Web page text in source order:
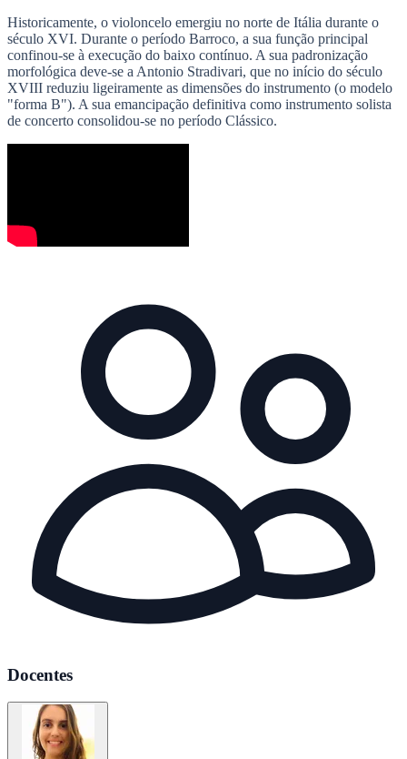
Historicamente, o violoncelo emergiu no norte de Itália durante o
século XVI. Durante o período Barroco, a sua função principal
confinou-se à execução do baixo contínuo. A sua padronização
morfológica deve-se a Antonio Stradivari, que no início do século
XVIII reduziu ligeiramente as dimensões do instrumento (o modelo
"forma B"). A sua emancipação definitiva como instrumento solista
de concerto consolidou-se no período Clássico.
Docentes